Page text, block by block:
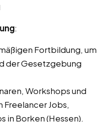
:
Fortbildung, um
der Gesetzgebung
Workshops und
Jobs,
in Borken (Hessen).